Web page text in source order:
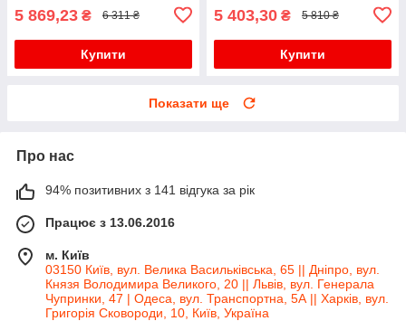
5 869,23 ₴ 6 311 ₴
Купити
5 403,30 ₴ 5 810 ₴
Купити
Показати ще
Про нас
94% позитивних з 141 відгука за рік
Працює з 13.06.2016
м. Київ
03150 Київ, вул. Велика Васильківська, 65 || Дніпро, вул.
Князя Володимира Великого, 20 || Львів, вул. Генерала
Чупринки, 47 | Одеса, вул. Транспортна, 5А || Харків, вул.
Григорія Сковороди, 10, Київ, Україна